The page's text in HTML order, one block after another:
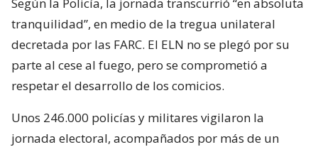
tranquilidad”, en medio de la tregua unilateral
decretada por las FARC. El ELN no se plegó por su
parte al cese al fuego, pero se comprometió a
respetar el desarrollo de los comicios.
Unos 246.000 policías y militares vigilaron la
jornada electoral, acompañados por más de un